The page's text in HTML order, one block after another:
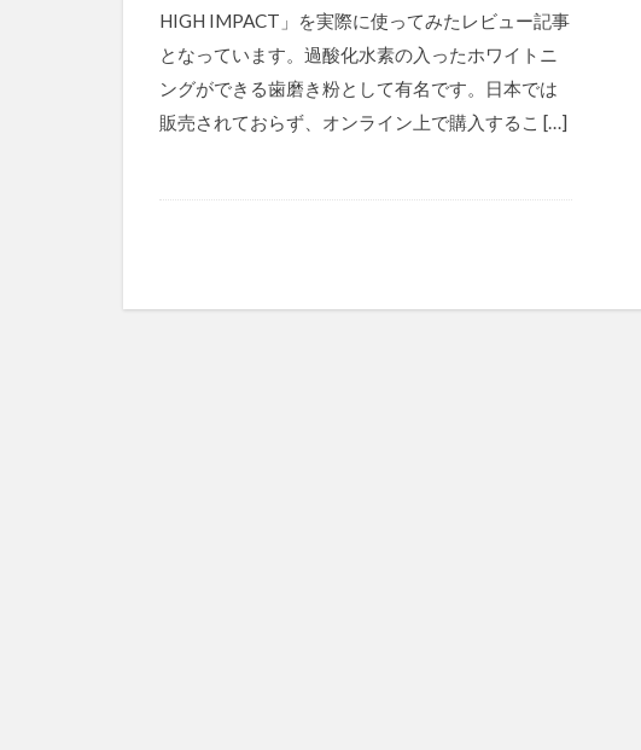
HIGH IMPACT」を実際に使ってみたレビュー記事
となっています。過酸化水素の入ったホワイトニ
ングができる歯磨き粉として有名です。日本では
販売されておらず、オンライン上で購入するこ […]